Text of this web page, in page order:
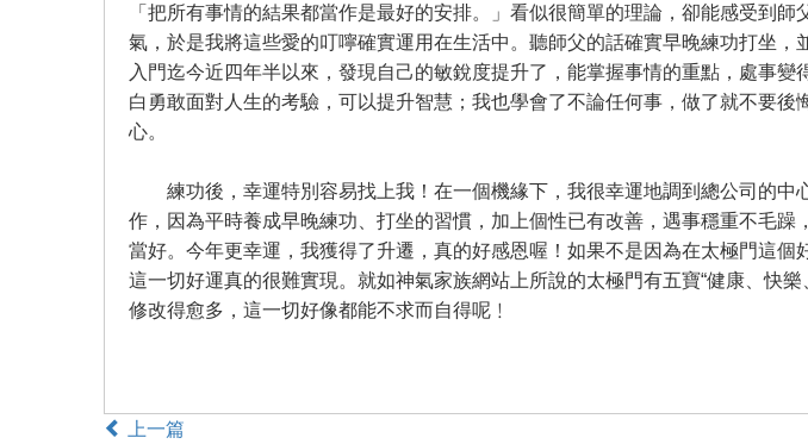
「把所有事情的結果都當作是最好的安排。」看似很簡單的理論，卻能感受到
氣，於是我將這些愛的叮嚀確實運用在生活中。聽師父的話確實早晚練功打坐，
入門迄今近四年半以來，發現自己的敏銳度提升了，能掌握事情的重點，處事變
白勇敢面對人生的考驗，可以提升智慧；我也學會了不論任何事，做了就不要後
心。
練功後，幸運特別容易找上我！在一個機緣下，我很幸運地調到總公司的中
作，因為平時養成早晚練功、打坐的習慣，加上個性已有改善，遇事穩重不毛躁
當好。今年更幸運，我獲得了升遷，真的好感恩喔！如果不是因為在太極門這個
這一切好運真的很難實現。就如神氣家族網站上所說的太極門有五寶“健康、快
修改得愈多，這一切好像都能不求而自得呢﹗
上一篇